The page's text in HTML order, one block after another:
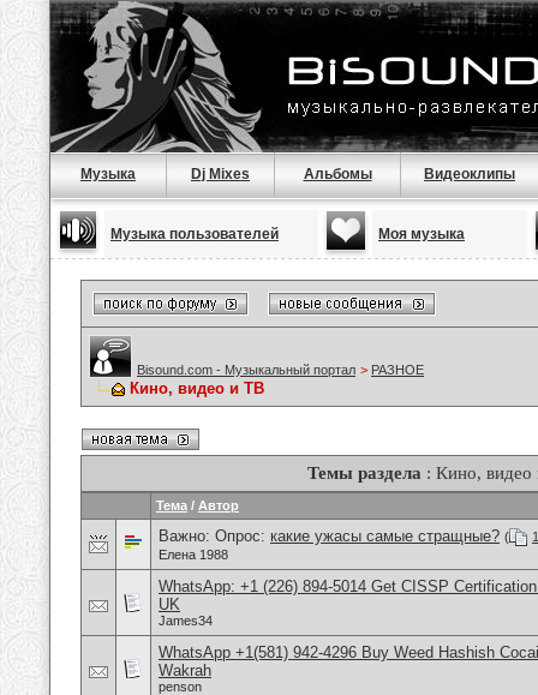
Музыка Dj Mixes Альбомы Видеоклипы
Музыка пользователей Моя музыка
Bisound.com - Музыкальный портал > РАЗНОЕ
Кино, видео и ТВ
Темы раздела : Кино,
Тема / Автор
Важно: Опрос: какие ужасы самые стращные? (
1
Елена 1988
WhatsApp: +1 (226) 894-5014​ Get CISSP
UK
James34
WhatsApp +1(581) 942-4296 Buy Weed Hashish
Wakrah
penson